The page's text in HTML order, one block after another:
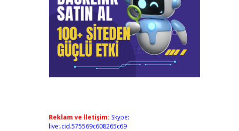
Reklam ve İletişim: Skype:
live:.cid.575569c608265c69